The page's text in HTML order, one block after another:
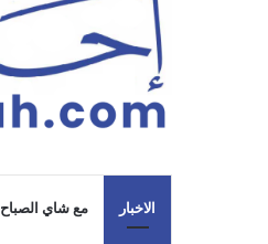
الاخبار مع شاي الصباح